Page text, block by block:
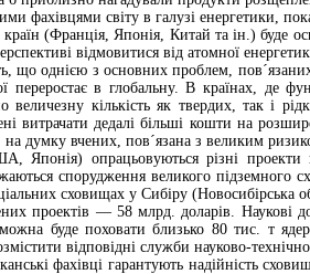
фахівцями світу в галузі енергетики,
(Франція, Японія, Китай та ін.) буде
відмовитися від атомної
що однією з основних проблем,
переростає в глобальну. В країнах, де
кількість як твердих, так і
витрачати дедалі більші кошти на
думку вчених, пов´язана з великим
Японія) опрацьовуються різні
спорудження великого
сховищах у Сибіру (Новосибірська
проектів — 58 млрд. доларів.
буде поховати близько 80 тис. т
відповідні служби науково-
фахівці гарантують надійність